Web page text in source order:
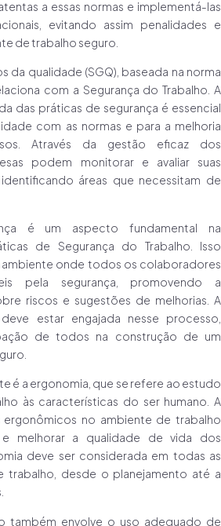
a essas normas e implementá-las
evitando assim penalidades e
de trabalho seguro.
da qualidade (SGQ), baseada na norma
com a Segurança do Trabalho. A
das práticas de segurança é essencial
com as normas e para a melhoria
Através da gestão eficaz dos
podem monitorar e avaliar suas
áreas que necessitam de
é um aspecto fundamental na
de Segurança do Trabalho. Isso
ambiente onde todos os colaboradores
pela segurança, promovendo a
riscos e sugestões de melhorias. A
estar engajada nesse processo,
de todos na construção de um
é a ergonomia, que se refere ao estudo
às características do ser humano. A
no ambiente de trabalho
melhorar a qualidade de vida dos
deve ser considerada em todas as
trabalho, desde o planejamento até a
também envolve o uso adequado de